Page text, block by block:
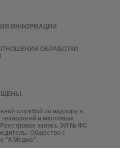
службой по надзору в
и массовых
запись ЭЛ № ФС
Общество с
"К Медиа".
ИНФОРМАЦИИ
ОБРАБОТКИ